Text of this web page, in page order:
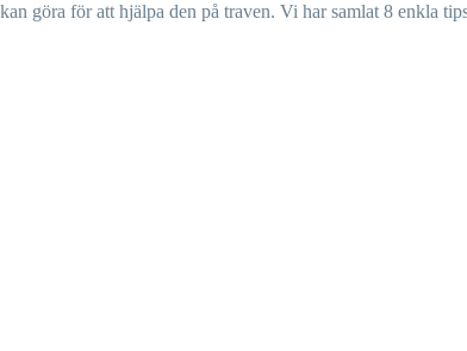
göra för att hjälpa den på traven. Vi har samlat 8 enkla